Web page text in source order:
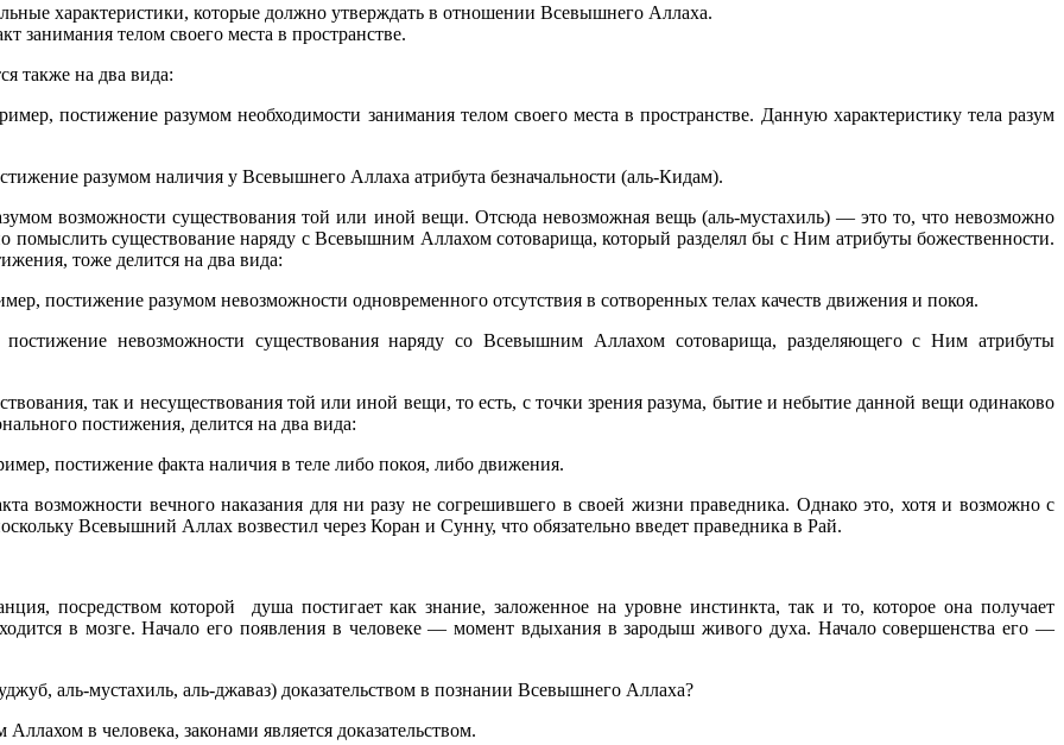
характеристики, которые должно утверждать в отношении Всевышнего Аллаха.
телом своего места в пространстве.
также на два вида:
постижение разумом необходимости занимания телом своего места в пространстве. Данную характеристику тела разум
разумом наличия у Всевышнего Аллаха атрибута безначальности (аль-Кидам).
возможности существования той или иной вещи. Отсюда невозможная вещь (аль-мустахиль) — это то, что невозможно
помыслить существование наряду с Всевышним Аллахом сотоварища, который разделял бы с Ним атрибуты божественности.
тоже делится на два вида:
постижение разумом невозможности одновременного отсутствия в сотворенных телах качеств движения и покоя.
невозможности существования наряду со Всевышним Аллахом сотоварища, разделяющего с Ним атрибуты
так и несуществования той или иной вещи, то есть, с точки зрения разума, бытие и небытие данной вещи одинаково
постижения, делится на два вида:
постижение факта наличия в теле либо покоя, либо движения.
возможности вечного наказания для ни разу не согрешившего в своей жизни праведника. Однако это, хотя и возможно с
Всевышний Аллах возвестил через Коран и Сунну, что обязательно введет праведника в Рай.
посредством которой душа постигает как знание, заложенное на уровне инстинкта, так и то, которое она получает
в мозге. Начало его появления в человеке — момент вдыхания в зародыш живого духа. Начало совершенства его —
аль-мустахиль, аль-джаваз) доказательством в познании Всевышнего Аллаха?
в человека, законами является доказательством.